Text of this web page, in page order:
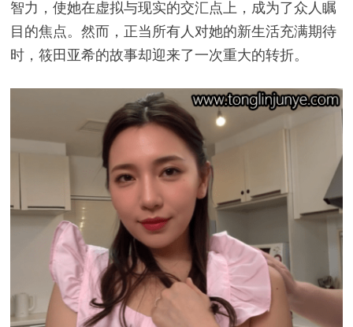
智力，使她在虚拟与现实的交汇点上，成为了众人瞩
目的焦点。然而，正当所有人对她的新生活充满期待
时，筱田亚希的故事却迎来了一次重大的转折。